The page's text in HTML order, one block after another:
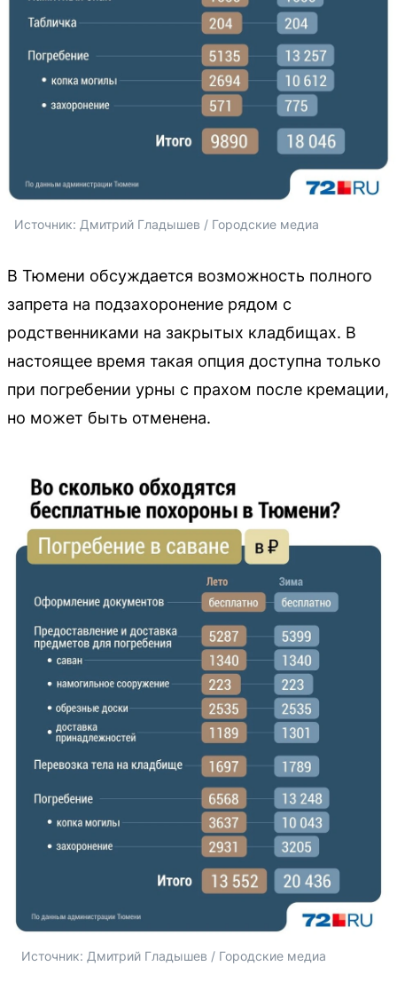
Источник: Дмитрий Гладышев / Городские медиа
В Тюмени обсуждается возможность полного
запрета на подзахоронение рядом с
родственниками на закрытых кладбищах. В
настоящее время такая опция доступна только
при погребении урны с прахом после кремации,
но может быть отменена.
Источник: Дмитрий Гладышев / Городские медиа